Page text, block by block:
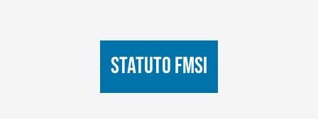
Statuto FMSI